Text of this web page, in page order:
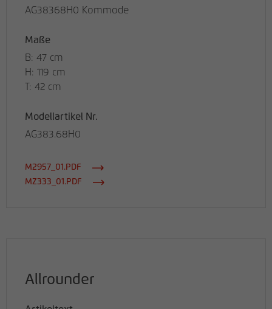
AG38368H0 Kommode
Maße
B: 47 cm
H: 119 cm
T: 42 cm
Modellartikel Nr.
AG383.68H0
M2957_01.PDF
MZ333_01.PDF
Allrounder